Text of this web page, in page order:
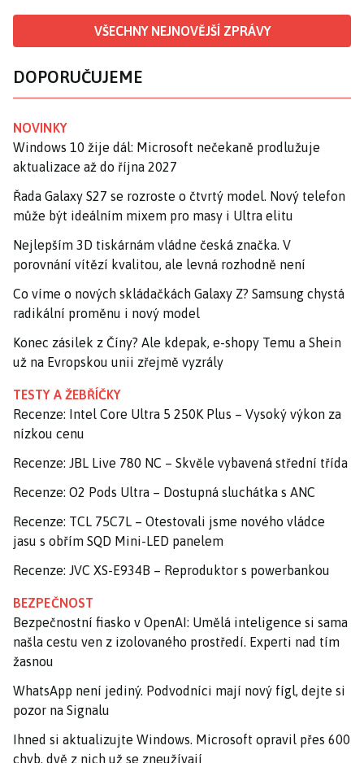
VŠECHNY NEJNOVĚJŠÍ ZPRÁVY
DOPORUČUJEME
NOVINKY
Windows 10 žije dál: Microsoft nečekaně prodlužuje
aktualizace až do října 2027
Řada Galaxy S27 se rozroste o čtvrtý model. Nový telefon
může být ideálním mixem pro masy i Ultra elitu
Nejlepším 3D tiskárnám vládne česká značka. V
porovnání vítězí kvalitou, ale levná rozhodně není
Co víme o nových skládačkách Galaxy Z? Samsung chystá
radikální proměnu i nový model
Konec zásilek z Číny? Ale kdepak, e-shopy Temu a Shein
už na Evropskou unii zřejmě vyzrály
TESTY A ŽEBŘÍČKY
Recenze: Intel Core Ultra 5 250K Plus – Vysoký výkon za
nízkou cenu
Recenze: JBL Live 780 NC – Skvěle vybavená střední třída
Recenze: O2 Pods Ultra – Dostupná sluchátka s ANC
Recenze: TCL 75C7L – Otestovali jsme nového vládce
jasu s obřím SQD Mini-LED panelem
Recenze: JVC XS-E934B – Reproduktor s powerbankou
BEZPEČNOST
Bezpečnostní fiasko v OpenAI: Umělá inteligence si sama
našla cestu ven z izolovaného prostředí. Experti nad tím
žasnou
WhatsApp není jediný. Podvodníci mají nový fígl, dejte si
pozor na Signalu
Ihned si aktualizujte Windows. Microsoft opravil přes 600
chyb, dvě z nich už se zneužívají